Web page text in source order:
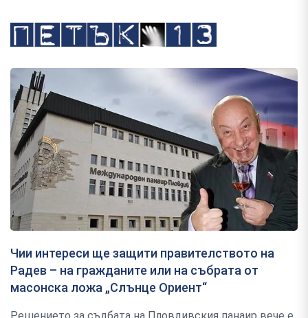
Чии интереси ще защити правителството на
Радев – на гражданите или на събрата от
масонска ложа „Слънце Ориент“